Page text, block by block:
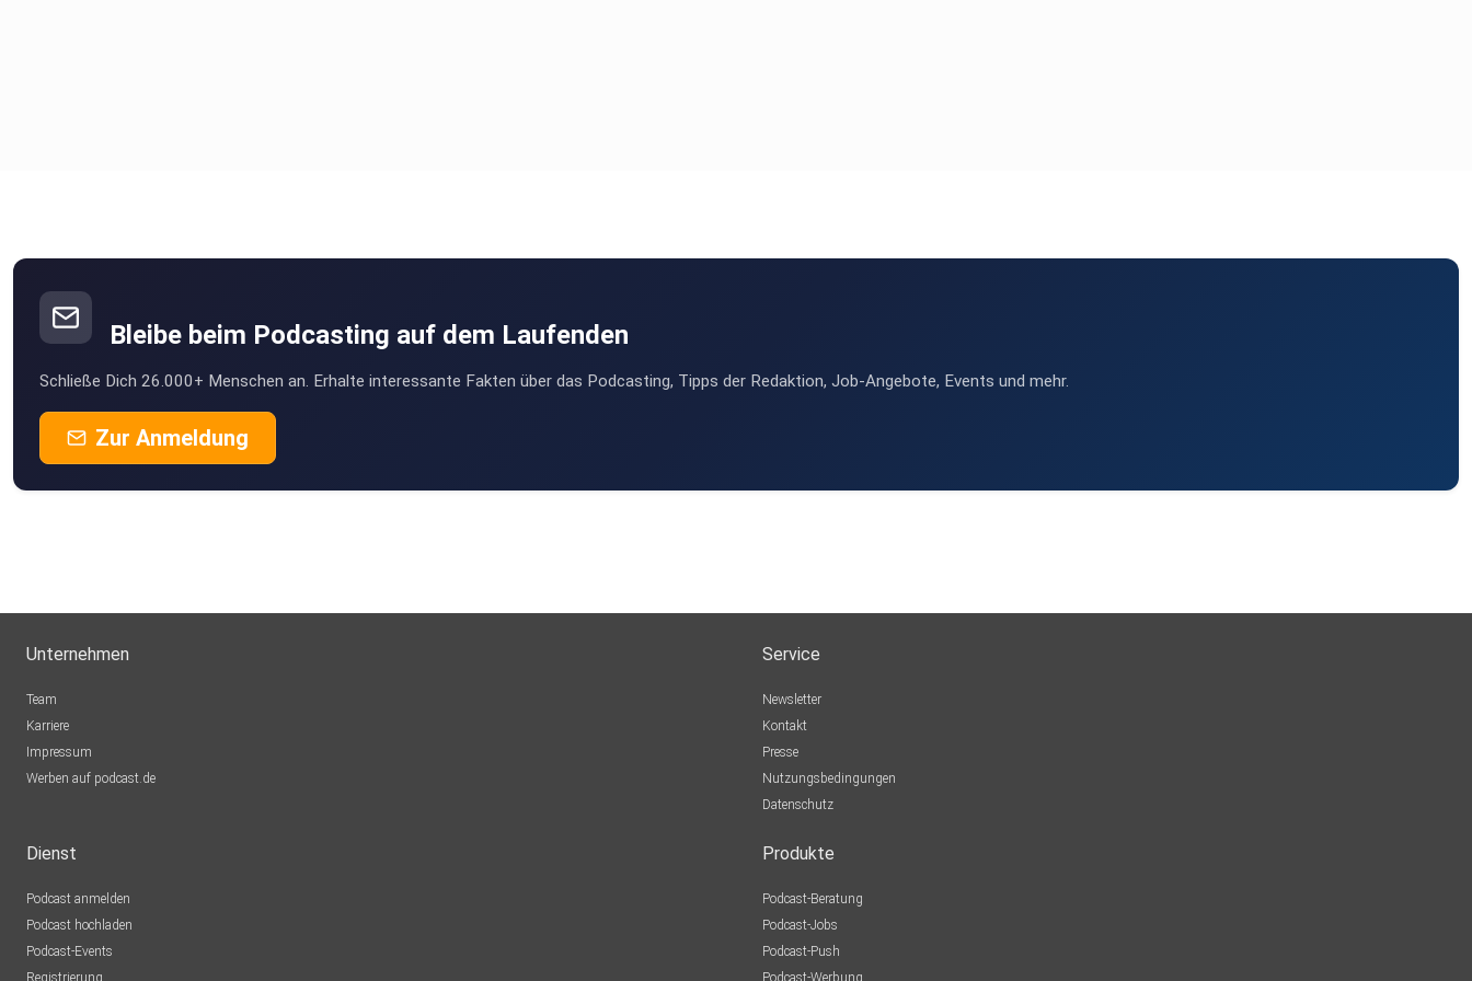
Bleibe beim Podcasting auf dem Laufenden
Schließe Dich 26.000+ Menschen an. Erhalte interessante Fakten über das Podcasting, Tipps der Redaktion, Job-Angebote, Events und mehr.
Zur Anmeldung
Unternehmen
Team
Karriere
Impressum
Werben auf podcast.de
Service
Newsletter
Kontakt
Presse
Nutzungsbedingungen
Datenschutz
Dienst
Podcast anmelden
Podcast hochladen
Podcast-Events
Registrierung
Produkte
Podcast-Beratung
Podcast-Jobs
Podcast-Push
Podcast-Werbung